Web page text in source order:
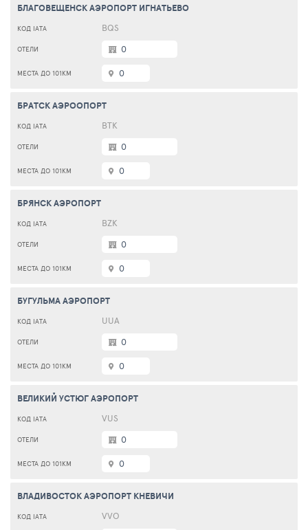
БЛАГОВЕЩЕНСК АЭРОПОРТ ИГНАТЬЕВО
BQS
0
0
БРАТСК АЭРООПОРТ
ВТК
0
0
БРЯНСК АЭРОПОРТ
BZK
0
0
БУГУЛЬМА АЭРОПОРТ
UUA
0
0
ВЕЛИКИЙ УСТЮГ АЭРОПОРТ
VUS
0
0
ВЛАДИВОСТОК АЭРОПОРТ КНЕВИЧИ
VVO